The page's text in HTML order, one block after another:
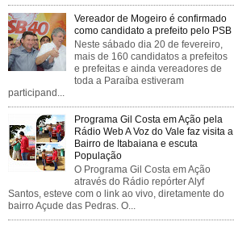
Vereador de Mogeiro é confirmado
como candidato a prefeito pelo PSB
Neste sábado dia 20 de fevereiro,
mais de 160 candidatos a prefeitos
e prefeitas e ainda vereadores de
toda a Paraíba estiveram
participand...
Programa Gil Costa em Ação pela
Rádio Web A Voz do Vale faz visita a
Bairro de Itabaiana e escuta
População
O Programa Gil Costa em Ação
através do Rádio repórter Alyf
Santos, esteve com o link ao vivo, diretamente do
bairro Açude das Pedras. O...